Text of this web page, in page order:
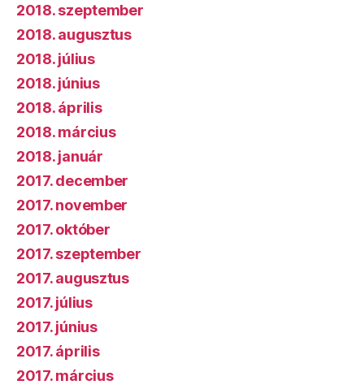
2018. szeptember
2018. augusztus
2018. július
2018. június
2018. április
2018. március
2018. január
2017. december
2017. november
2017. október
2017. szeptember
2017. augusztus
2017. július
2017. június
2017. április
2017. március